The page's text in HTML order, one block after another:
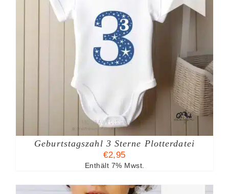
Geburtstagszahl 3 Sterne Plotterdatei
€2,95
Enthält 7% Mwst.